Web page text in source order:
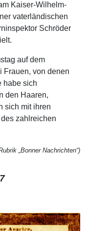
Kaiser-Wilhelm-
vaterländischen
Schröder
auf dem
Frauen, von denen
habe sich
den Haaren,
sich mit ihren
zahlreichen
„Bonner Nachrichten“)